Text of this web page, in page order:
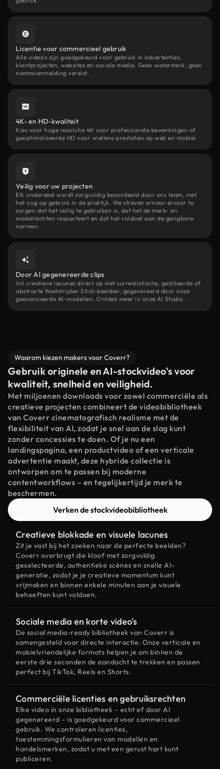
Licentie voor commercieel gebruik
Alle video's zijn goedgekeurd voor gebruik in advertenties,
klantprojecten, websites en sociale media. Geen watermerk, geen
naamsvermelding vereist.
4K- en HD-kwaliteit
Kies voor hoge resolutie 4K voor professionele bewerkingen of
geoptimaliseerde HD voor snellere prestaties op web en mobiel.
Veilig voor uw projecten
Elk onderdeel wordt zorgvuldig beoordeeld door ons team, met
het oog op gebruik in de praktijk. We streven ernaar ervoor te
zorgen dat het veilig te gebruiken is, dat het de merk- en
modelrechten respecteert en dat het voldoet aan de gangbare
normen.
Door AI gegenereerde clips
Vul creatieve lacunes direct op met surrealistische, gestileerde of
abstracte Wedstrijden Stick-beelden, gegenereerd door onze
geavanceerde AI-modellen. Ontdek meer in onze AI Studio.
Waarom kiezen makers voor Coverr?
Gebruik originele en AI-stockvideo's voor
kwaliteit, snelheid en veiligheid.
Met miljoenen downloads voor zowel commerciële als
creatieve projecten combineert de videobibliotheek
van Coverr cinematografisch realisme met de
flexibiliteit van AI, zodat je snel aan de slag kunt
zonder concessies te doen. Of je nu een
landingspagina, een productvideo of een verticale
advertentie maakt, deze hybride collectie is
ontworpen om te passen bij moderne
contentworkflows – en tegelijkertijd je merk te
beschermen.
Verken de stockvideobibliotheek
Creatieve blokkade en visuele lacunes
Zit je vast bij het zoeken naar de perfecte beelden?
Coverr overbrugt die kloof met zorgvuldig
geselecteerde, authentieke scènes en snelle AI-
generatie, zodat je je creatieve momentum kunt
vrijmaken en binnen enkele minuten aan je visuele
behoeften kunt voldoen.
Sociale media en korte video's
De social media-ready bibliotheek van Coverr is
samengesteld voor directe interactie. Onze verticale en
mobielvriendelijke formats helpen je om binnen de
eerste drie seconden de aandacht te trekken en passen
perfect bij TikTok, Reels en Shorts.
Commerciële licenties en gebruiksrechten
Elke video in onze bibliotheek – echt of door AI
gegenereerd – is goedgekeurd voor commercieel
gebruik. We controleren licenties,
toestemmingsformulieren van modellen en
handelsmerken, zodat u met een gerust hart kunt
publiceren.